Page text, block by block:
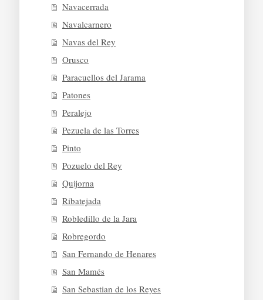
Navacerrada
Navalcarnero
Navas del Rey
Orusco
Paracuellos del Jarama
Patones
Peralejo
Pezuela de las Torres
Pinto
Pozuelo del Rey
Quijorna
Ribatejada
Robledillo de la Jara
Robregordo
San Fernando de Henares
San Mamés
San Sebastian de los Reyes